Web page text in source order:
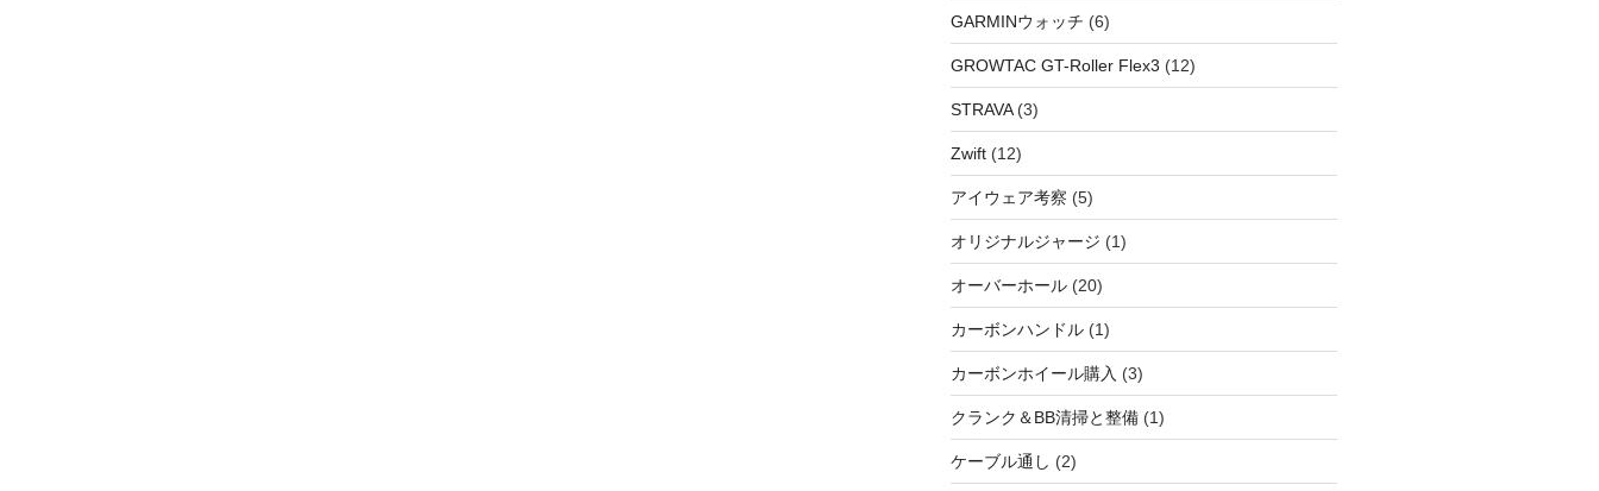
GARMINウォッチ (6)
GROWTAC GT-Roller Flex3 (12)
STRAVA(3)
Zwift(12)
アイウェア考察 (5)
オリジナルジャージ (1)
オーバーホール(20)
カーボンハンドル(1)
カーボンホイール購入 (3)
クランク＆BB清掃と整備(1)
ケーブル通し (2)